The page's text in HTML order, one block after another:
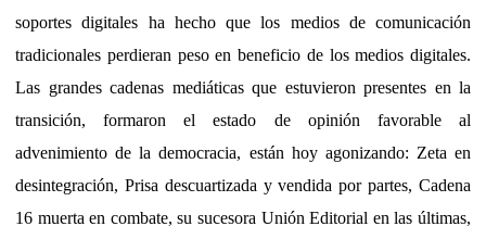
soportes digitales ha hecho que los medios de comunicación
tradicionales perdieran peso en beneficio de los medios digitales.
Las grandes cadenas mediáticas que estuvieron presentes en la
transición, formaron el estado de opinión favorable al
advenimiento de la democracia, están hoy agonizando: Zeta en
desintegración, Prisa descuartizada y vendida por partes, Cadena
16 muerta en combate, su sucesora Unión Editorial en las últimas,